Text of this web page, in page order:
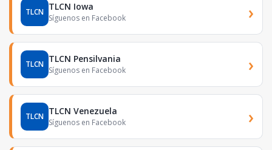
TLCN TLCN Iowa
Síguenos en Facebook ›
TLCN TLCN Pensilvania
Síguenos en Facebook ›
TLCN TLCN Venezuela
Síguenos en Facebook ›